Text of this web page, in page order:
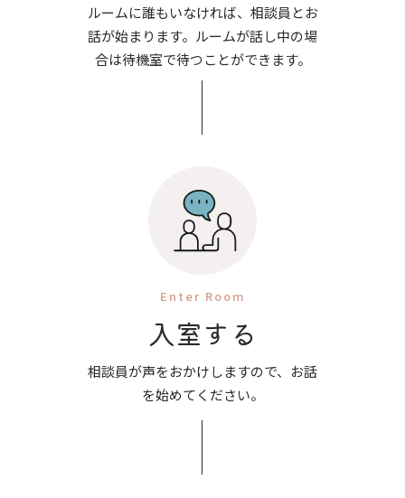
ルームに誰もいなければ、相談員とお
話が始まります。ルームが話し中の場
合は待機室で待つことができます。
Enter Room
入室する
相談員が声をおかけしますので、お話
を始めてください。